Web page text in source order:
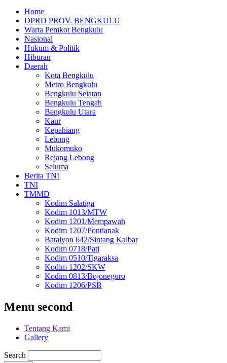
Home
DPRD PROV. BENGKULU
Warta Pemkot Bengkulu
Nasional
Hukum & Politik
Hiburan
Daerah
Kota Bengkulu
Metro Bengkulu
Bengkulu Selatan
Bengkulu Tengah
Bengkulu Utara
Kaur
Kepahiang
Lebong
Mukomuko
Rejang Lebong
Seluma
Berita TNI
TNI
TMMD
Kodim Salatiga
Kodim 1013/MTW
Kodim 1201/Mempawah
Kodim 1207/Pontianak
Batalyon 642/Sintang Kalbar
Kodim 0718/Pati
Kodim 0510/Tigaraksa
Kodim 1202/SKW
Kodim 0813/Bojonegoro
Kodim 1206/PSB
Menu second
Tentang Kami
Gallery
Search